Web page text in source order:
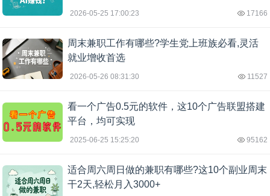
2026-05-25 17:00:23 17166
周末兼职工作有哪些?学生党上班族必看,灵活
就业增收首选
2026-05-26 08:31:30 11527
看一个广告0.5元的软件，这10个广告联盟搭建
平台，均可实现
2025-06-25 15:25:20 95162
适合周六周日做的兼职有哪些?这10个副业周末
干2天,轻松月入3000+